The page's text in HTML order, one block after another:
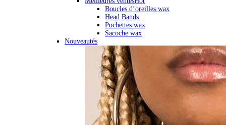
Boucles d’oreilles wax
Head Bands
Pochettes wax
Sacoche wax
Nouveautés